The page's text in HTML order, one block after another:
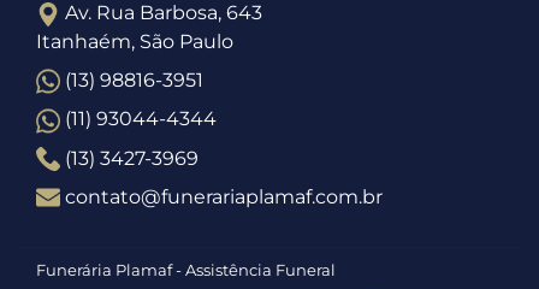
Av. Rua Barbosa, 643
Itanhaém, São Paulo
(13) 98816-3951
(11) 93044-4344
(13) 3427-3969
contato@funerariaplamaf.com.br
Funerária Plamaf - Assistência Funeral